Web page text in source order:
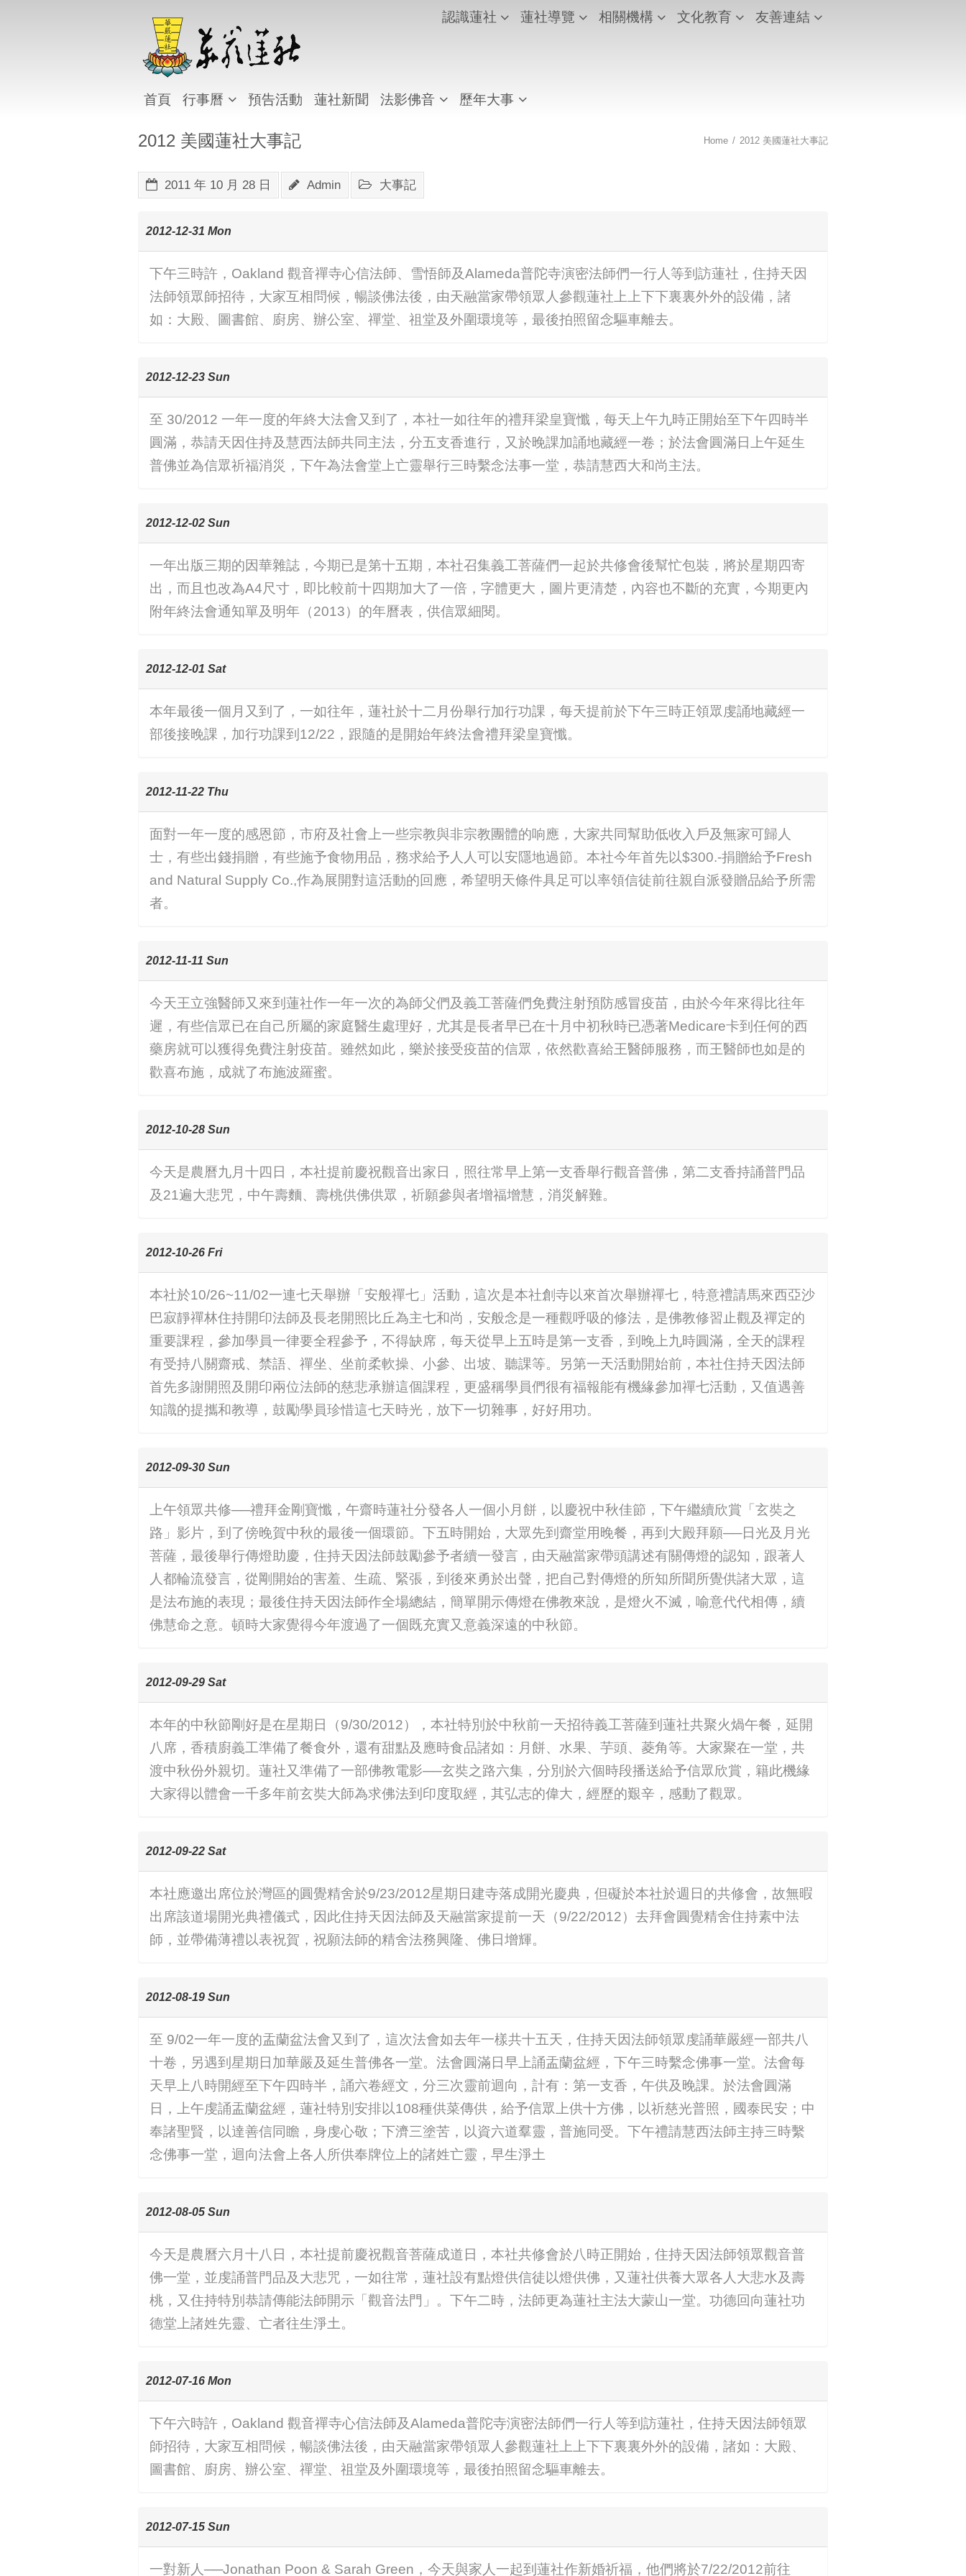
認識蓮社 蓮社導覽 相關機構 文化教育 友善連結
首頁 行事曆 預告活動 蓮社新聞 法影佛音 歷年大事
2012 美國蓮社大事記 Home / 2012 美國蓮社大事記
2011 年 10 月 28 日 Admin 大事記
2012-12-31 Mon
下午三時許，Oakland 觀音禪寺心信法師、雪悟師及Alameda普陀寺演密法師們一行人等到訪蓮社，住持天因
法師領眾師招待，大家互相問候，暢談佛法後，由天融當家帶領眾人參觀蓮社上上下下裏裏外外的設備，諸
如：大殿、圖書館、廚房、辦公室、禪堂、祖堂及外圍環境等，最後拍照留念驅車離去。
2012-12-23 Sun
至 30/2012 一年一度的年終大法會又到了，本社一如往年的禮拜梁皇寶懺，每天上午九時正開始至下午四時半
圓滿，恭請天因住持及慧西法師共同主法，分五支香進行，又於晚課加誦地藏經一卷；於法會圓滿日上午延生
普佛並為信眾祈福消災，下午為法會堂上亡靈舉行三時繫念法事一堂，恭請慧西大和尚主法。
2012-12-02 Sun
一年出版三期的因華雜誌，今期已是第十五期，本社召集義工菩薩們一起於共修會後幫忙包裝，將於星期四寄
出，而且也改為A4尺寸，即比較前十四期加大了一倍，字體更大，圖片更清楚，內容也不斷的充實，今期更內
附年終法會通知單及明年（2013）的年曆表，供信眾細閱。
2012-12-01 Sat
本年最後一個月又到了，一如往年，蓮社於十二月份舉行加行功課，每天提前於下午三時正領眾虔誦地藏經一
部後接晚課，加行功課到12/22，跟隨的是開始年終法會禮拜梁皇寶懺。
2012-11-22 Thu
面對一年一度的感恩節，市府及社會上一些宗教與非宗教團體的响應，大家共同幫助低收入戶及無家可歸人
士，有些出錢捐贈，有些施予食物用品，務求給予人人可以安隱地過節。本社今年首先以$300.-捐贈給予Fresh
and Natural Supply Co.,作為展開對這活動的回應，希望明天條件具足可以率領信徒前往親自派發贈品給予所需
者。
2012-11-11 Sun
今天王立強醫師又來到蓮社作一年一次的為師父們及義工菩薩們免費注射預防感冒疫苗，由於今年來得比往年
遲，有些信眾已在自己所屬的家庭醫生處理好，尤其是長者早已在十月中初秋時已憑著Medicare卡到任何的西
藥房就可以獲得免費注射疫苗。雖然如此，樂於接受疫苗的信眾，依然歡喜給王醫師服務，而王醫師也如是的
歡喜布施，成就了布施波羅蜜。
2012-10-28 Sun
今天是農曆九月十四日，本社提前慶祝觀音出家日，照往常早上第一支香舉行觀音普佛，第二支香持誦普門品
及21遍大悲咒，中午壽麵、壽桃供佛供眾，祈願參與者增福增慧，消災解難。
2012-10-26 Fri
本社於10/26~11/02一連七天舉辦「安般禪七」活動，這次是本社創寺以來首次舉辦禪七，特意禮請馬來西亞沙
巴寂靜禪林住持開印法師及長老開照比丘為主七和尚，安般念是一種觀呼吸的修法，是佛教修習止觀及禪定的
重要課程，參加學員一律要全程參予，不得缺席，每天從早上五時是第一支香，到晚上九時圓滿，全天的課程
有受持八關齋戒、禁語、禪坐、坐前柔軟操、小參、出坡、聽課等。另第一天活動開始前，本社住持天因法師
首先多謝開照及開印兩位法師的慈悲承辦這個課程，更盛稱學員們很有福報能有機緣參加禪七活動，又值遇善
知識的提攜和教導，鼓勵學員珍惜這七天時光，放下一切雜事，好好用功。
2012-09-30 Sun
上午領眾共修──禮拜金剛寶懺，午齋時蓮社分發各人一個小月餅，以慶祝中秋佳節，下午繼續欣賞「玄奘之
路」影片，到了傍晚賀中秋的最後一個環節。下五時開始，大眾先到齋堂用晚餐，再到大殿拜願──日光及月光
菩薩，最後舉行傳燈助慶，住持天因法師鼓勵參予者續一發言，由天融當家帶頭講述有關傳燈的認知，跟著人
人都輪流發言，從剛開始的害羞、生疏、緊張，到後來勇於出聲，把自己對傳燈的所知所聞所覺供諸大眾，這
是法布施的表現；最後住持天因法師作全場總結，簡單開示傳燈在佛教來說，是燈火不滅，喻意代代相傳，續
佛慧命之意。頓時大家覺得今年渡過了一個既充實又意義深遠的中秋節。
2012-09-29 Sat
本年的中秋節剛好是在星期日（9/30/2012），本社特別於中秋前一天招待義工菩薩到蓮社共聚火煱午餐，延開
八席，香積廚義工準備了餐食外，還有甜點及應時食品諸如：月餅、水果、芋頭、菱角等。大家聚在一堂，共
渡中秋份外親切。蓮社又準備了一部佛教電影──玄奘之路六集，分別於六個時段播送給予信眾欣賞，籍此機緣
大家得以體會一千多年前玄奘大師為求佛法到印度取經，其弘志的偉大，經歷的艱辛，感動了觀眾。
2012-09-22 Sat
本社應邀出席位於灣區的圓覺精舍於9/23/2012星期日建寺落成開光慶典，但礙於本社於週日的共修會，故無暇
出席該道場開光典禮儀式，因此住持天因法師及天融當家提前一天（9/22/2012）去拜會圓覺精舍住持素中法
師，並帶備薄禮以表祝賀，祝願法師的精舍法務興隆、佛日增輝。
2012-08-19 Sun
至 9/02一年一度的盂蘭盆法會又到了，這次法會如去年一樣共十五天，住持天因法師領眾虔誦華嚴經一部共八
十卷，另遇到星期日加華嚴及延生普佛各一堂。法會圓滿日早上誦盂蘭盆經，下午三時繫念佛事一堂。法會每
天早上八時開經至下午四時半，誦六卷經文，分三次靈前迴向，計有：第一支香，午供及晚課。於法會圓滿
日，上午虔誦盂蘭盆經，蓮社特別安排以108種供菜傳供，給予信眾上供十方佛，以祈慈光普照，國泰民安；中
奉諸聖賢，以達善信同瞻，身虔心敬；下濟三塗苦，以資六道羣靈，普施同受。下午禮請慧西法師主持三時繫
念佛事一堂，迴向法會上各人所供奉牌位上的諸姓亡靈，早生淨土
2012-08-05 Sun
今天是農曆六月十八日，本社提前慶祝觀音菩薩成道日，本社共修會於八時正開始，住持天因法師領眾觀音普
佛一堂，並虔誦普門品及大悲咒，一如往常，蓮社設有點燈供信徒以燈供佛，又蓮社供養大眾各人大悲水及壽
桃，又住持特別恭請傳能法師開示「觀音法門」。下午二時，法師更為蓮社主法大蒙山一堂。功德回向蓮社功
德堂上諸姓先靈、亡者往生淨土。
2012-07-16 Mon
下午六時許，Oakland 觀音禪寺心信法師及Alameda普陀寺演密法師們一行人等到訪蓮社，住持天因法師領眾
師招待，大家互相問候，暢談佛法後，由天融當家帶領眾人參觀蓮社上上下下裏裏外外的設備，諸如：大殿、
圖書館、廚房、辦公室、禪堂、祖堂及外圍環境等，最後拍照留念驅車離去。
2012-07-15 Sun
一對新人──Jonathan Poon & Sarah Green，今天與家人一起到蓮社作新婚祈福，他們將於7/22/2012前往